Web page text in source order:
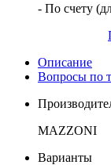
- По счету
Описание
Вопросы по
MAZZONI
Варианты